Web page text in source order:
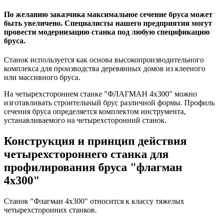
По желанию заказчика максимальное сечение бруса может
быть увеличено. Специалисты нашего предприятия могут
провести модернизацию станка под любую спецификацию
бруса.
Станок используется как основа высокопроизводительного
комплекса для производства деревянных домов из клееного
или массивного бруса.
На четырехстороннем станке "ФЛАГМАН 4х300" можно
изготавливать строительный брус различной формы. Профиль
сечения бруса определяется комплектом инструмента,
устанавливаемого на четырехсторонний станок.
Конструкция и принцип действия
четырехстороннего станка для
профилирования бруса "флагман
4х300"
Станок "Флагман 4х300" относится к классу тяжелых
четырехсторонних станков.